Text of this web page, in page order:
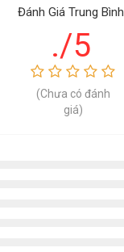
Đánh Giá Trung Bình
./5
(Chưa có đánh
giá)